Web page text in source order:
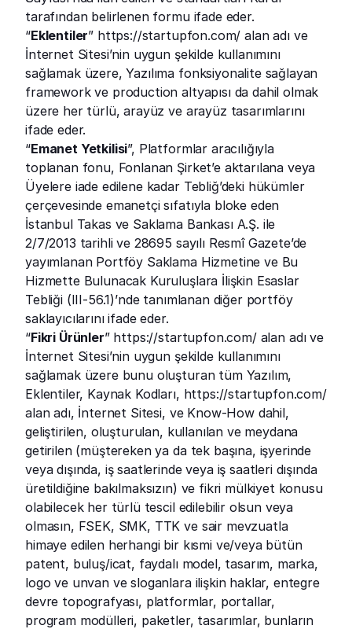
tarafından belirlenen formu ifade eder.
“Eklentiler” https://startupfon.com/ alan adı ve
İnternet Sitesi’nin uygun şekilde kullanımını
sağlamak üzere, Yazılıma fonksiyonalite sağlayan
framework ve production altyapısı da dahil olmak
üzere her türlü, arayüz ve arayüz tasarımlarını
ifade eder.
“Emanet Yetkilisi”, Platformlar aracılığıyla
toplanan fonu, Fonlanan Şirket’e aktarılana veya
Üyelere iade edilene kadar Tebliğ’deki hükümler
çerçevesinde emanetçi sıfatıyla bloke eden
İstanbul Takas ve Saklama Bankası A.Ş. ile
2/7/2013 tarihli ve 28695 sayılı Resmî Gazete’de
yayımlanan Portföy Saklama Hizmetine ve Bu
Hizmette Bulunacak Kuruluşlara İlişkin Esaslar
Tebliği (III-56.1)’nde tanımlanan diğer portföy
saklayıcılarını ifade eder.
“Fikri Ürünler” https://startupfon.com/ alan adı ve
İnternet Sitesi’nin uygun şekilde kullanımını
sağlamak üzere bunu oluşturan tüm Yazılım,
Eklentiler, Kaynak Kodları, https://startupfon.com/
alan adı, İnternet Sitesi, ve Know-How dahil,
geliştirilen, oluşturulan, kullanılan ve meydana
getirilen (müştereken ya da tek başına, işyerinde
veya dışında, iş saatlerinde veya iş saatleri dışında
üretildiğine bakılmaksızın) ve fikri mülkiyet konusu
olabilecek her türlü tescil edilebilir olsun veya
olmasın, FSEK, SMK, TTK ve sair mevzuatla
himaye edilen herhangi bir kısmi ve/veya bütün
patent, buluş/icat, faydalı model, tasarım, marka,
logo ve unvan ve sloganlara ilişkin haklar, entegre
devre topografyası, platformlar, portallar,
program modülleri, paketler, tasarımlar, bunların